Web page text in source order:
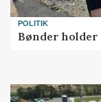
POLITIK
Bønder holder